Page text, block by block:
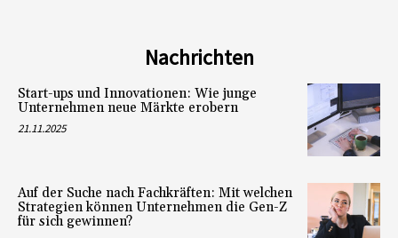
Nachrichten
Start-ups und Innovationen: Wie junge
Unternehmen neue Märkte erobern
21.11.2025
Auf der Suche nach Fachkräften: Mit welchen
Strategien können Unternehmen die Gen-Z
für sich gewinnen?